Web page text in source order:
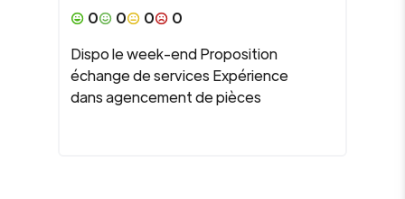
0
0 0
0
Dispo le week-end Proposition
échange de services Expérience
dans agencement de pièces